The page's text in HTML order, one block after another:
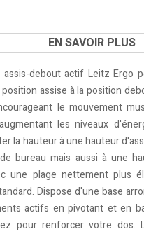
EN SAVOIR PLUS
assis-debout actif Leitz Ergo
assise à la position
le mouvement
les niveaux
la hauteur à une hauteur
bureau mais aussi à une
une plage nettement plus
Dispose d'une base
actifs en pivotant et en
pour renforcer votre dos.